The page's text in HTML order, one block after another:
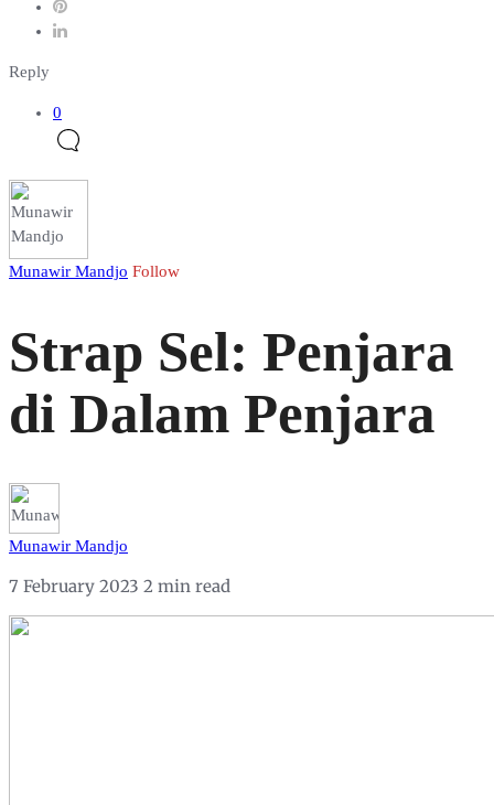
Reply
0
Munawir Mandjo Follow
Strap Sel: Penjara
di Dalam Penjara
Munawir Mandjo
7 February 2023 2 min read